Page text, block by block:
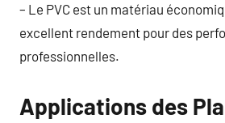
– Le PVC est un matériau
excellent rendement pour des
professionnelles.
Applications des